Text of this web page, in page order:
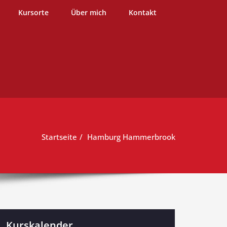
Kursorte Über mich Kontakt
Startseite Hamburg Hammerbrook